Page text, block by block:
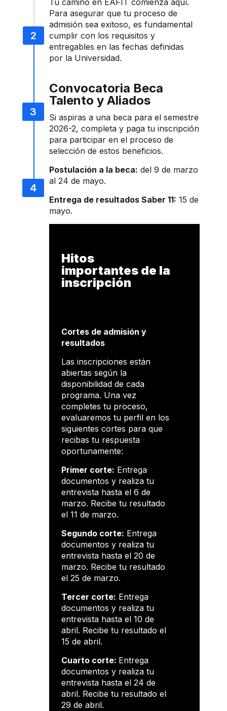
Tu camino en EAFIT comienza aquí.
Para asegurar que tu proceso de
admisión sea exitoso, es fundamental
cumplir con los requisitos y
entregables en las fechas definidas
por la Universidad.
Convocatoria Beca
Talento y Aliados
Si aspiras a una beca para el semestre
2026-2, completa y paga tu inscripción
para participar en el proceso de
selección de estos beneficios.
Postulación a la beca: del 9 de marzo
al 24 de mayo.
Entrega de resultados Saber 11: 15 de
mayo.
Hitos
importantes de la
inscripción
Cortes de admisión y
resultados
Las inscripciones están
abiertas según la
disponibilidad de cada
programa. Una vez
completes tu proceso,
evaluaremos tu perfil en los
siguientes cortes para que
recibas tu respuesta
oportunamente:
Primer corte: Entrega
documentos y realiza tu
entrevista hasta el 6 de
marzo. Recibe tu resultado
el 11 de marzo.
Segundo corte: Entrega
documentos y realiza tu
entrevista hasta el 20 de
marzo. Recibe tu resultado
el 25 de marzo.
Tercer corte: Entrega
documentos y realiza tu
entrevista hasta el 10 de
abril. Recibe tu resultado el
15 de abril.
Cuarto corte: Entrega
documentos y realiza tu
entrevista hasta el 24 de
abril. Recibe tu resultado el
29 de abril.